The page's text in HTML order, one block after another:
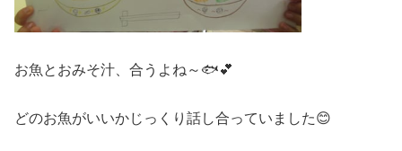
お魚とおみそ汁、合うよね～🐟💕
どのお魚がいいかじっくり話し合っていました😊